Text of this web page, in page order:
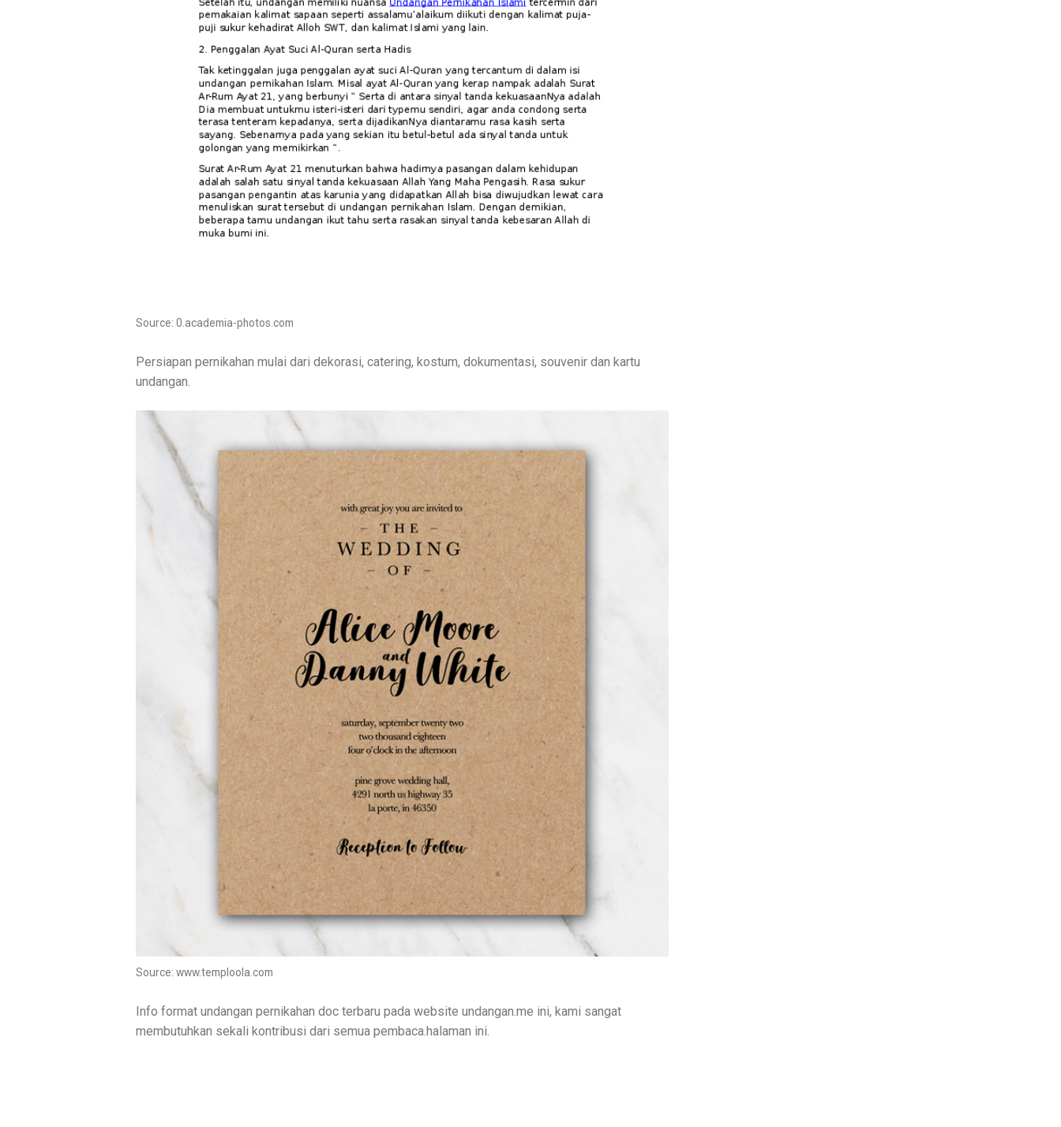
Source: 0.academia-photos.com
Persiapan pernikahan mulai dari dekorasi, catering, kostum, dokumentasi, souvenir dan kartu
undangan.
Source: www.temploola.com
Info format undangan pernikahan doc terbaru pada website undangan.me ini, kami sangat
membutuhkan sekali kontribusi dari semua pembaca.halaman ini.